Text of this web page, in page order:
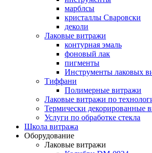
марблсы
кристаллы Сваровски
деколи
Лаковые витражи
контурная эмаль
фоновый лак
пигменты
Инструменты лаковых
Тиффани
Полимерные витражи
Лаковые витражи по
Термически декорированные
Услуги по обработке стекла
Школа витража
Оборудование
Лаковые витражи